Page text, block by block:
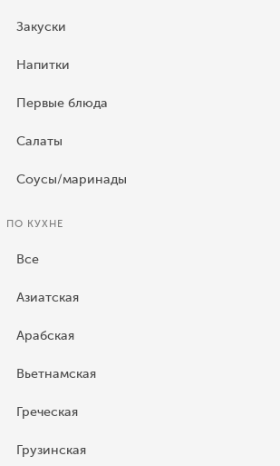
Закуски
Напитки
Первые блюда
Салаты
Соусы/маринады
ПО КУХНЕ
Все
Азиатская
Арабская
Вьетнамская
Греческая
Грузинская